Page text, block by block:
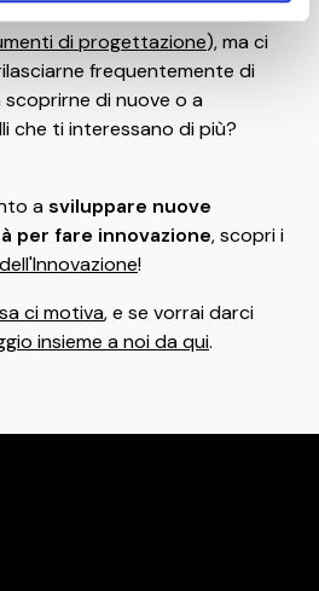
e le euristiche che uccidono
di progettazione), ma ci
frequentemente di
di nuove o a
che ti interessano di più?
asviluppare nuove
per fare innovazione, scopri i
!
ci motiva, e se vorrai darci
insieme a noi da qui.